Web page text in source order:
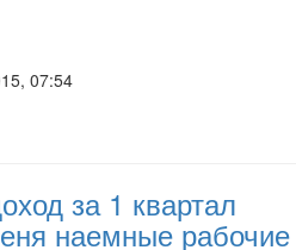
07:54
за 1 квартал
наемные рабочие